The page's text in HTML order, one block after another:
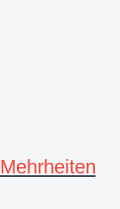
Mehrheiten